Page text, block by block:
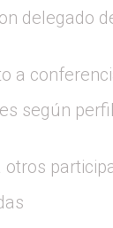
delegado
a
según
otros